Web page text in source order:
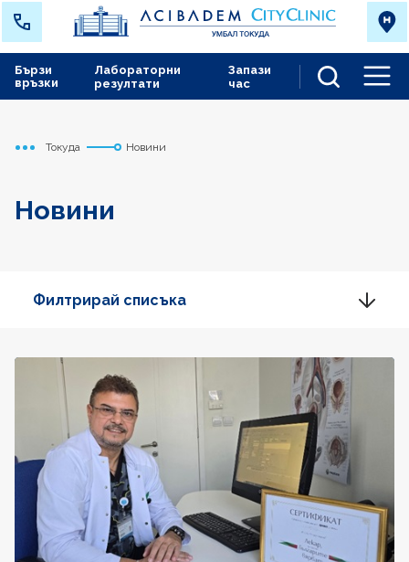
Лабораторни
резултати
Запази
час
Бързи
връзки
Начало
Токуда Новини
Новини
Филтрирай списъка